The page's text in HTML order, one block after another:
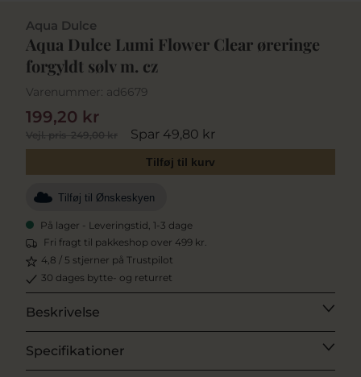
Aqua Dulce
Aqua Dulce Lumi Flower Clear øreringe
forgyldt sølv m. cz
Varenummer: ad6679
Vejl. pris249,00 kr Spar 49,80 kr
199,20 kr
Tilføj til kurv
Tilføj til Ønskeskyen
På lager - Leveringstid, 1-3 dage
Fri fragt til pakkeshop over 499 kr.
4,8 / 5 stjerner på Trustpilot
30 dages bytte- og returret
Beskrivelse
Specifikationer